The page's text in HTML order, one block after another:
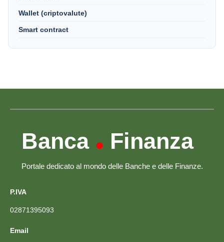
Wallet (criptovalute)
Smart contract
Banca • Finanza
Portale dedicato al mondo delle Banche e delle Finanze.
P.IVA
02871395093
Email